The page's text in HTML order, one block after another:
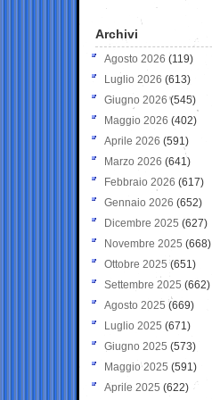
Archivi
Agosto 2026 (119)
Luglio 2026 (613)
Giugno 2026 (545)
Maggio 2026 (402)
Aprile 2026 (591)
Marzo 2026 (641)
Febbraio 2026 (617)
Gennaio 2026 (652)
Dicembre 2025 (627)
Novembre 2025 (668)
Ottobre 2025 (651)
Settembre 2025 (662)
Agosto 2025 (669)
Luglio 2025 (671)
Giugno 2025 (573)
Maggio 2025 (591)
Aprile 2025 (622)